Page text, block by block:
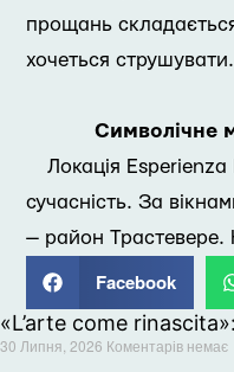
прощань
хочеться струшувати.
Символічне
Локація
сучасність. За
— район Трастевере.
Facebook
«L’arte come
30 Липня, 2026 Коментарів немає